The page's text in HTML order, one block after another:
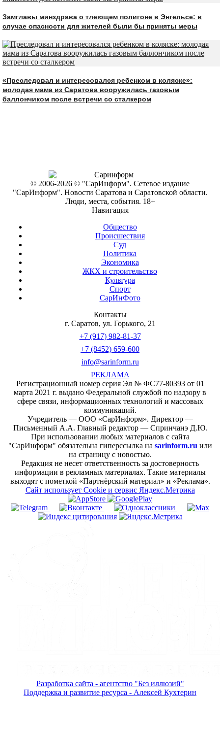
Замглавы минздрава о тлеющем полигоне в Энгельсе: в
случае опасности для жителей были бы приняты меры
«Преследовал и интересовался ребенком в коляске»:
молодая мама из Саратова вооружилась газовым
баллончиком после встречи со сталкером
© 2006-2026 © "СарИнформ". Сетевое издание
"СарИнформ". Новости Саратова и Саратовской области.
Люди, места, события. 18+
Навигация
Общество
Происшествия
Суд
Политика
Экономика
ЖКХ и строительство
Культура
Спорт
СарИнФото
Контакты
г. Саратов, ул. Горького, 21
+7 (917) 982-81-37
+7 (8452) 659-600
info@sarinform.ru
РЕКЛАМА
Регистрационный номер серия Эл № ФС77-80393 от 01
марта 2021 г. выдано Федеральной службой по надзору в
сфере связи, информационных технологий и массовых
коммуникаций.
Учредитель — ООО «СарИнформ». Директор —
Письменный А.А. Главный редактор — Спринчанэ Д.Ю.
При использовании любых материалов с сайта
"СарИнформ" обязательна гиперссылка на sarinform.ru или
на страницу с новостью.
Редакция не несет ответственность за достоверность
информации в рекламных материалах. Такие материалы
выходят с пометкой «Партнёрский материал» и «Реклама».
Сайт использует Cookie и сервиc Яндекс.Метрика
Разработка сайта - агентство "Без иллюзий"
Поддержка и развитие ресурса - Алексей Кухтерин